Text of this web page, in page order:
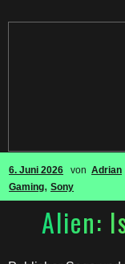
6. Juni 2026 von Adrian
Gaming, Sony
Alien: